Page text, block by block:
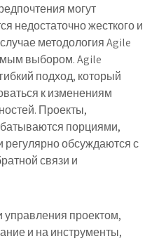
могут
недостаточно жесткого и
методология Agile
выбором. Agile
подход, который
к изменениям
Проекты,
порциями,
обсуждаются с
связи и
проектом,
и на инструменты,